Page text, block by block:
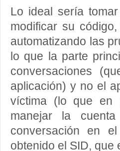
Lo ideal sería
modificar su
automatizando las
lo que la parte
conversaciones
aplicación) y no el
víctima (lo que en
manejar la
conversación en
obtenido el SID, que